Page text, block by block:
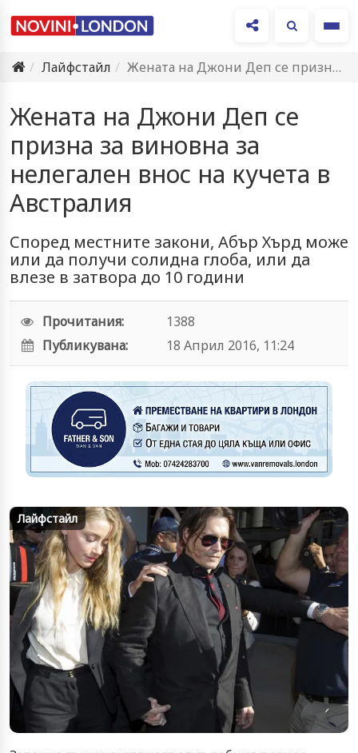
Лайфстайл
Жената на Джони Деп се призна за виновна за нелегален…
Жената на Джони Деп се
призна за виновна за
нелегален внос на кучета в
Австралия
Според местните закони, Абър Хърд може
или да получи солидна глоба, или да
влезе в затвора до 10 години
Прочитания:
1388
Публикувана:
18 Април 2016, 11:24
Лайфстайл